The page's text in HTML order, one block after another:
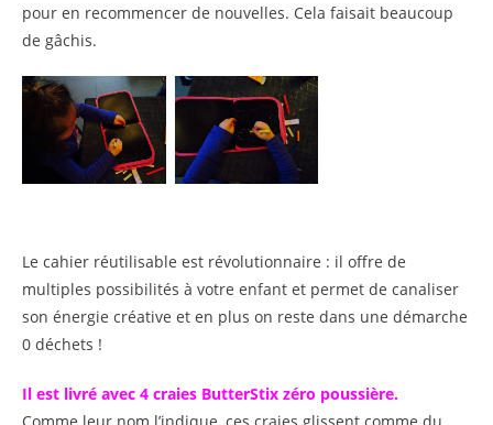
pour en recommencer de nouvelles. Cela faisait beaucoup
de gâchis.
Le cahier réutilisable est révolutionnaire : il offre de
multiples possibilités à votre enfant et permet de canaliser
son énergie créative et en plus on reste dans une démarche
0 déchets !
Il est livré avec 4 craies ButterStix zéro poussière.